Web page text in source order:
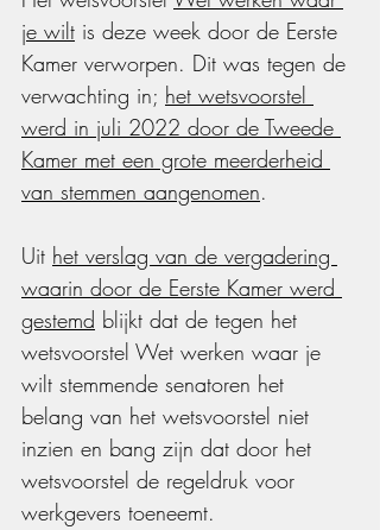
je wilt is deze week door de Eerste
Kamer verworpen. Dit was tegen de
verwachting in; het wetsvoorstel
werd in juli 2022 door de Tweede
Kamer met een grote meerderheid
van stemmen aangenomen.
Uit het verslag van de vergadering
waarin door de Eerste Kamer werd
gestemd blijkt dat de tegen het
wetsvoorstel Wet werken waar je
wilt stemmende senatoren het
belang van het wetsvoorstel niet
inzien en bang zijn dat door het
wetsvoorstel de regeldruk voor
werkgevers toeneemt.